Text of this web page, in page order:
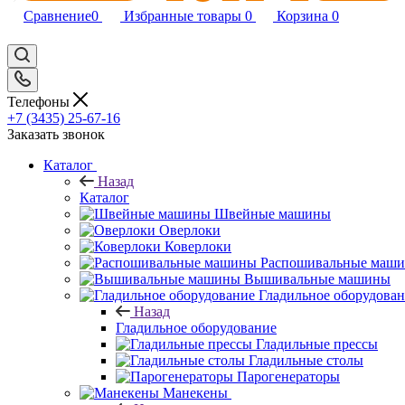
Сравнение0 Избранные товары 0 Корзина 0
Телефоны
+7 (3435) 25-67-16
Заказать звонок
Каталог
Назад
Каталог
Швейные машины
Оверлоки
Коверлоки
Распошивальные
Вышивальные машины
Гладильное
Назад
Гладильное оборудование
Гладильные прессы
Гладильные столы
Парогенераторы
Манекены